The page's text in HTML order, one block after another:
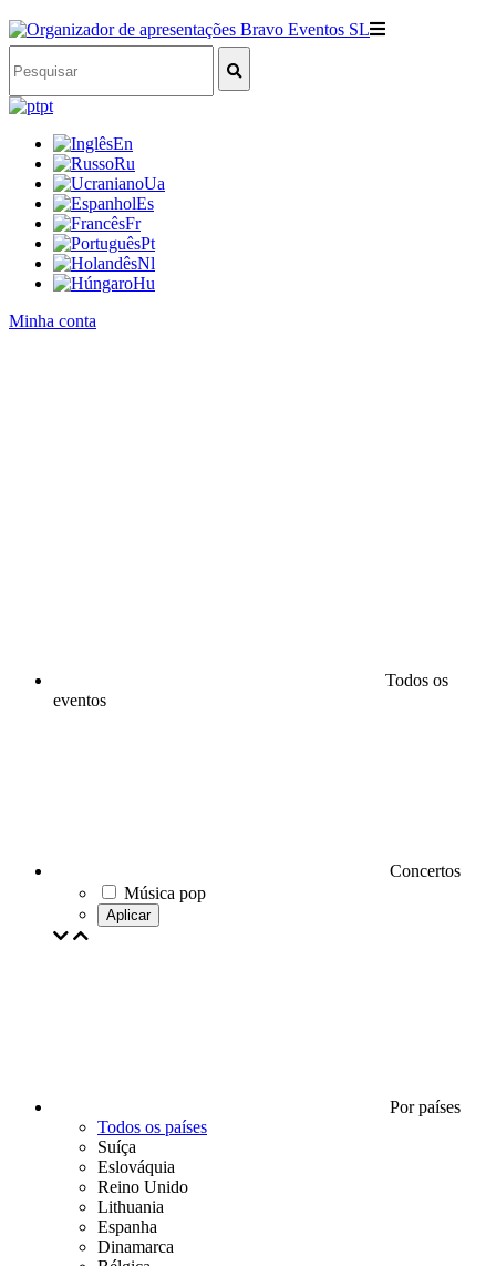
pt
En
Ru
Ua
Es
Fr
Pt
Nl
Hu
Minha conta
Todos os
eventos
Concertos
Música pop
Aplicar
Por países
Todos os países
Suíça
Eslováquia
Reino Unido
Lithuania
Espanha
Dinamarca